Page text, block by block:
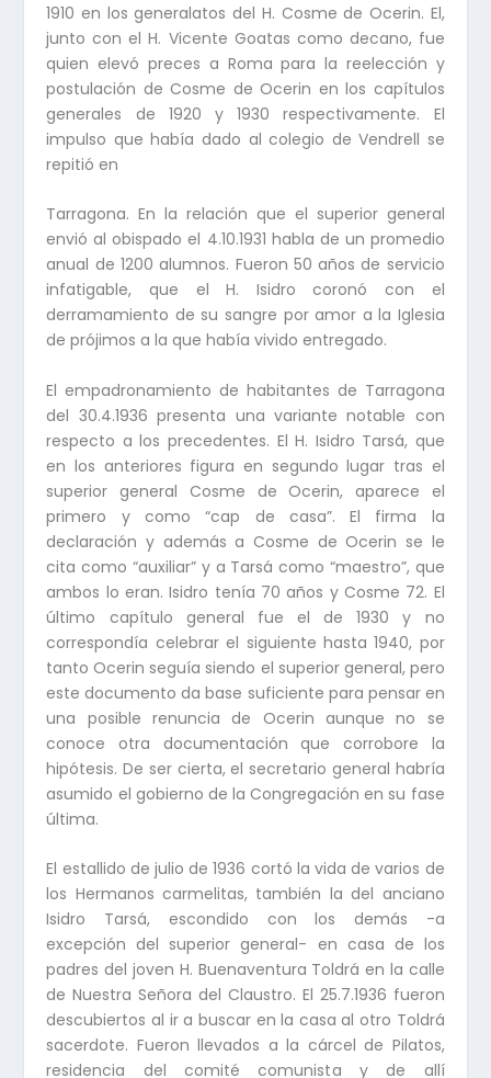
1910 en los generalatos del H. Cosme de Ocerin. El,
junto con el H. Vicente Goatas como decano, fue
quien elevó preces a Roma para la reelección y
postulación de Cosme de Ocerin en los capítulos
generales de 1920 y 1930 respectivamente. El
impulso que había dado al colegio de Vendrell se
repitió en
Tarragona. En la relación que el superior general
envió al obispado el 4.10.1931 habla de un promedio
anual de 1200 alumnos. Fueron 50 años de servicio
infatigable, que el H. Isidro coronó con el
derramamiento de su sangre por amor a la Iglesia
de prójimos a la que había vivido entregado.
El empadronamiento de habitantes de Tarragona
del 30.4.1936 presenta una variante notable con
respecto a los precedentes. El H. Isidro Tarsá, que
en los anteriores figura en segundo lugar tras el
superior general Cosme de Ocerin, aparece el
primero y como “cap de casa”. El firma la
declaración y además a Cosme de Ocerin se le
cita como “auxiliar” y a Tarsá como “maestro”, que
ambos lo eran. Isidro tenía 70 años y Cosme 72. El
último capítulo general fue el de 1930 y no
correspondía celebrar el siguiente hasta 1940, por
tanto Ocerin seguía siendo el superior general, pero
este documento da base suficiente para pensar en
una posible renuncia de Ocerin aunque no se
conoce otra documentación que corrobore la
hipótesis. De ser cierta, el secretario general habría
asumido el gobierno de la Congregación en su fase
última.
El estallido de julio de 1936 cortó la vida de varios de
los Hermanos carmelitas, también la del anciano
Isidro Tarsá, escondido con los demás -a
excepción del superior general- en casa de los
padres del joven H. Buenaventura Toldrá en la calle
de Nuestra Señora del Claustro. El 25.7.1936 fueron
descubiertos al ir a buscar en la casa al otro Toldrá
sacerdote. Fueron llevados a la cárcel de Pilatos,
residencia del comité comunista y de allí